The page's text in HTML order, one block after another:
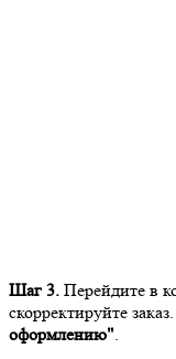
Шаг 3. Перейдите в
скорректируйте
оформлению".